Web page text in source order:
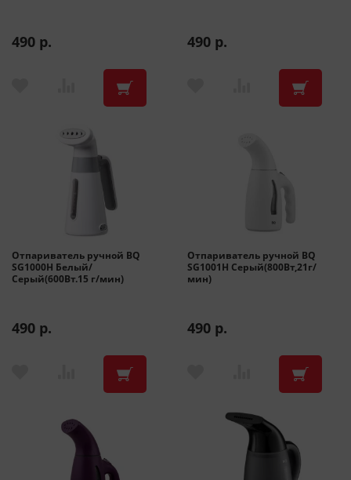
490 р. 490 р.
Отпариватель ручной BQ
SG1000H Белый/
Серый(600Вт.15 г/мин)
490 р.
Отпариватель ручной BQ
SG1001H Серый(800Вт,21г/
мин)
490 р.